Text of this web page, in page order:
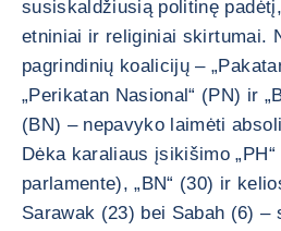
susiskaldžiusią politinę
etniniai ir religiniai skirtumai.
pagrindinių koalicijų –
„Perikatan Nasional“ (PN) ir
(BN) – nepavyko laimėti
Dėka karaliaus įsikišimo
parlamente), „BN“ (30) ir
Sarawak (23) bei Sabah (6) –